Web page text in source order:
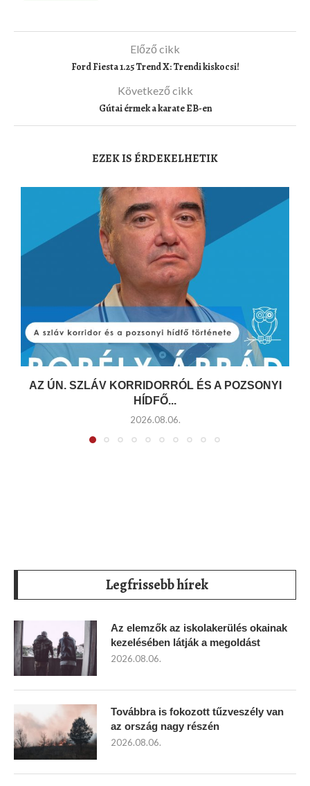
Előző cikk
Ford Fiesta 1.25 Trend X: Trendi kiskocsi!
Következő cikk
Gútai érmek a karate EB-en
EZEK IS ÉRDEKELHETIK
AZ ÚN. SZLÁV KORRIDORRÓL ÉS A POZSONYI
HÍDFŐ...
2026.08.06.
Legfrissebb hírek
Az elemzők az iskolakerülés okainak
kezelésében látják a megoldást
2026.08.06.
Továbbra is fokozott tűzveszély van
az ország nagy részén
2026.08.06.